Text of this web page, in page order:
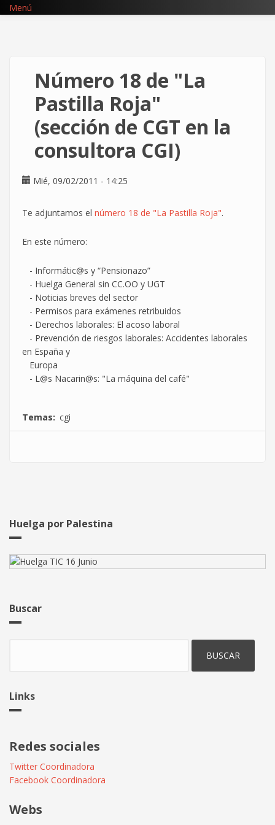
Pasar
Menú
Número 18 de "La
Pastilla Roja"
(sección de CGT en la
consultora CGI)
Mié, 09/02/2011 - 14:25
Te adjuntamos el número 18 de "La Pastilla Roja".
En este número:
- Informátic@s y “Pensionazo”
- Huelga General sin CC.OO y UGT
- Noticias breves del sector
- Permisos para exámenes retribuidos
- Derechos laborales: El acoso laboral
- Prevención de riesgos laborales: Accidentes laborales
en España y
Europa
- L@s Nacarin@s: "La máquina del café"
Temas cgi
Huelga por Palestina
Buscar
Links
Redes sociales
Twitter Coordinadora
Facebook Coordinadora
Webs